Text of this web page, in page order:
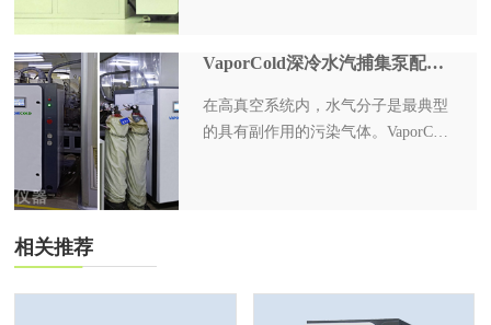
航天研究院、中科院等客户提供–VaporCold深冷水汽捕集泵配套镀膜生产线
在高真空系统内，水气分子是最典型
的具有副作用的污染气体。VaporCold
空的时间，缩短工作周期，提高产量
相关推荐